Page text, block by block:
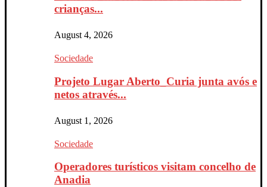
crianças...
August 4, 2026
Sociedade
Projeto Lugar Aberto_Curia junta avós e
netos através...
August 1, 2026
Sociedade
Operadores turísticos visitam concelho de
Anadia